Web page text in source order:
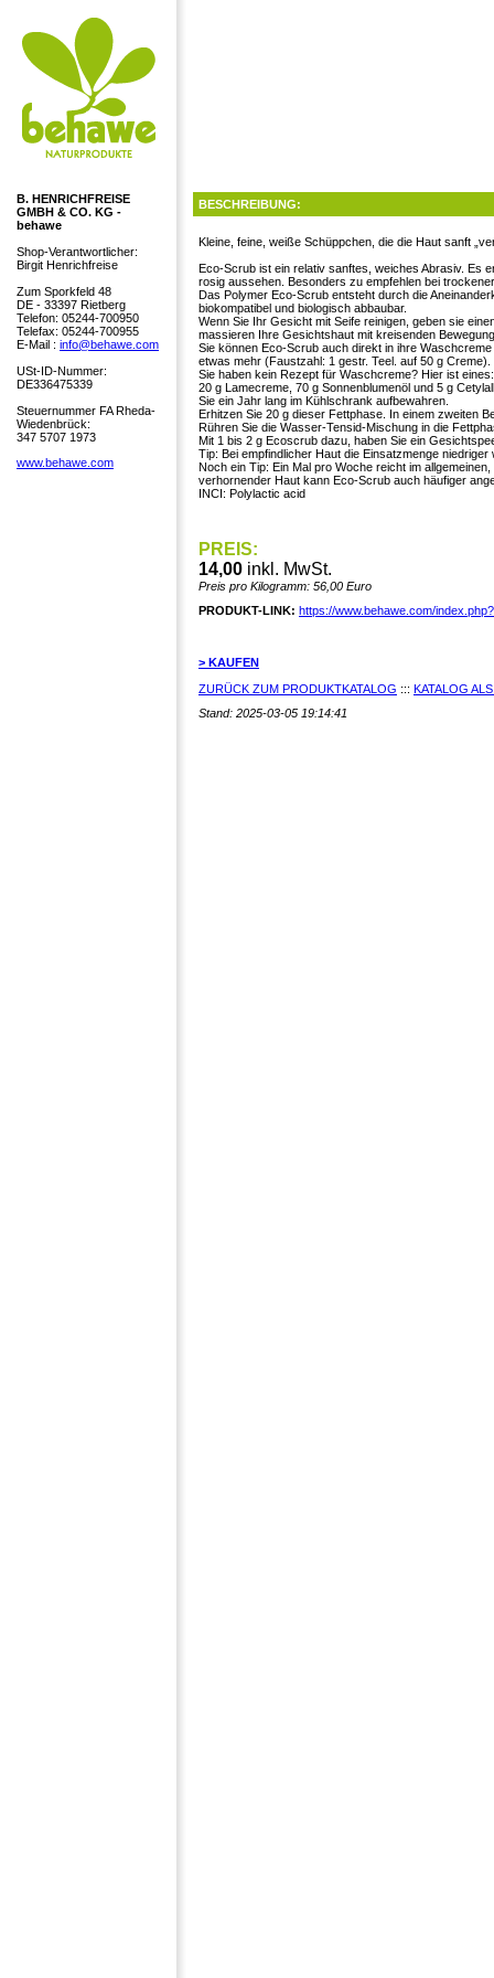
B. HENRICHFREISE
GMBH & CO. KG -
behawe
Shop-Verantwortlicher:
Birgit Henrichfreise
Zum Sporkfeld 48
DE - 33397 Rietberg
Telefon: 05244-700950
Telefax: 05244-700955
E-Mail : info@behawe.com
USt-ID-Nummer:
DE336475339
Steuernummer FA Rheda-
Wiedenbrück:
347 5707 1973
www.behawe.com
BESCHREIBUNG:
Kleine, feine, weiße Schüppchen, die die Haut sanft
Eco-Scrub ist ein relativ sanftes, weiches Abrasiv. Es
rosig aussehen. Besonders zu empfehlen bei
Das Polymer Eco-Scrub entsteht durch die
biokompatibel und biologisch abbaubar.
Wenn Sie Ihr Gesicht mit Seife reinigen, geben sie
massieren Ihre Gesichtshaut mit kreisenden
Sie können Eco-Scrub auch direkt in ihre
etwas mehr (Faustzahl: 1 gestr. Teel. auf 50 g Creme).
Sie haben kein Rezept für Waschcreme? Hier ist eines:
20 g Lamecreme, 70 g Sonnenblumenöl und 5 g
Sie ein Jahr lang im Kühlschrank aufbewahren.
Erhitzen Sie 20 g dieser Fettphase. In einem zweiten
Rühren Sie die Wasser-Tensid-Mischung in die
Mit 1 bis 2 g Ecoscrub dazu, haben Sie ein
Tip: Bei empfindlicher Haut die Einsatzmenge niedriger
Noch ein Tip: Ein Mal pro Woche reicht im
verhornender Haut kann Eco-Scrub auch häufiger
INCI: Polylactic acid
PREIS:
14,00 inkl. MwSt.
Preis pro Kilogramm: 56,00 Euro
PRODUKT-LINK: https://www.behawe.com/
> KAUFEN
ZURÜCK ZUM PRODUKTKATALOG ::: KATALOG
Stand: 2025-03-05 19:14:41